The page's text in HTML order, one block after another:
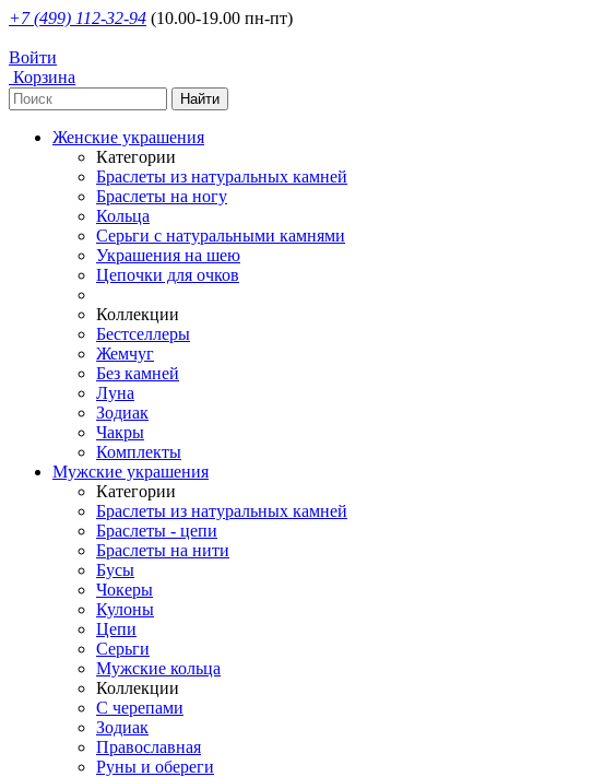
+7 (499) 112-32-94 (10.00-19.00 пн-пт)
Войти
Корзина
Женские украшения
Категории
Браслеты из натуральных камней
Браслеты на ногу
Кольца
Серьги с натуральными камнями
Украшения на шею
Цепочки для очков
Коллекции
Бестселлеры
Жемчуг
Без камней
Луна
Зодиак
Чакры
Комплекты
Мужские украшения
Категории
Браслеты из натуральных камней
Браслеты - цепи
Браслеты на нити
Бусы
Чокеры
Кулоны
Цепи
Серьги
Мужские кольца
Коллекции
С черепами
Зодиак
Православная
Руны и обереги